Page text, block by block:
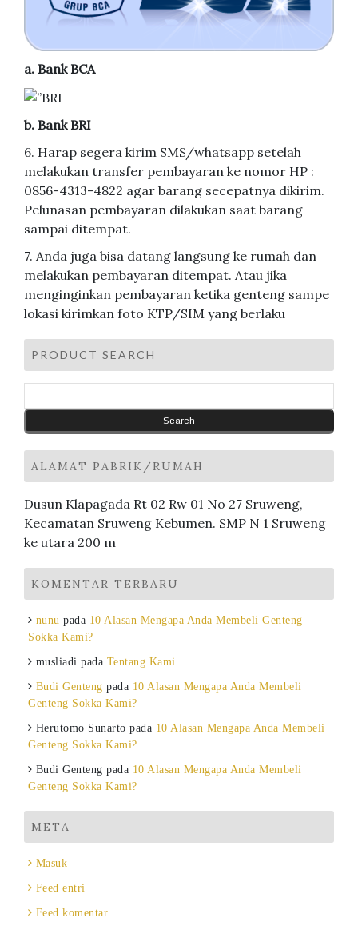
a. Bank BCA
b. Bank BRI
6. Harap segera kirim SMS/whatsapp setelah
melakukan transfer pembayaran ke nomor HP :
0856-4313-4822 agar barang secepatnya dikirim.
Pelunasan pembayaran dilakukan saat barang
sampai ditempat.
7. Anda juga bisa datang langsung ke rumah dan
melakukan pembayaran ditempat. Atau jika
menginginkan pembayaran ketika genteng sampe
lokasi kirimkan foto KTP/SIM yang berlaku
PRODUCT SEARCH
ALAMAT PABRIK/RUMAH
Dusun Klapagada Rt 02 Rw 01 No 27 Sruweng,
Kecamatan Sruweng Kebumen. SMP N 1 Sruweng
ke utara 200 m
KOMENTAR TERBARU
nunu pada 10 Alasan Mengapa Anda Membeli Genteng
Sokka Kami?
musliadi pada Tentang Kami
Budi Genteng pada 10 Alasan Mengapa Anda Membeli
Genteng Sokka Kami?
Herutomo Sunarto pada 10 Alasan Mengapa Anda Membeli
Genteng Sokka Kami?
Budi Genteng pada 10 Alasan Mengapa Anda Membeli
Genteng Sokka Kami?
META
Masuk
Feed entri
Feed komentar